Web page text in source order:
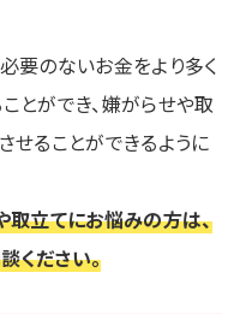
要のないお金をより多く
とができ、嫌がらせや取
せることができるように
立てにお悩みの方は、
ください。